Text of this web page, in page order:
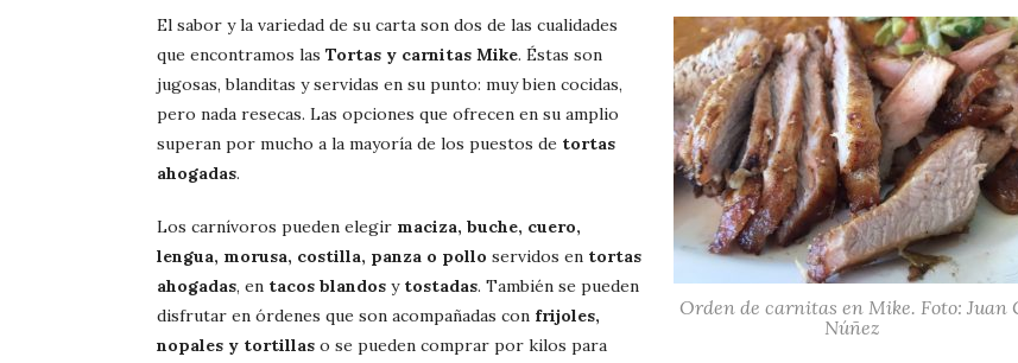
Orden de carnitas en Mike. Foto: Juan
Núñez
El sabor y la variedad de su carta son dos de las cualidades
que encontramos las Tortas y carnitas Mike. Éstas son
jugosas, blanditas y servidas en su punto: muy bien cocidas,
pero nada resecas. Las opciones que ofrecen en su amplio
superan por mucho a la mayoría de los puestos de tortas
ahogadas.
Los carnívoros pueden elegir maciza, buche, cuero,
lengua, morusa, costilla, panza o pollo servidos en tortas
ahogadas, en tacos blandos y tostadas. También se pueden
disfrutar en órdenes que son acompañadas con frijoles,
nopales y tortillas o se pueden comprar por kilos para